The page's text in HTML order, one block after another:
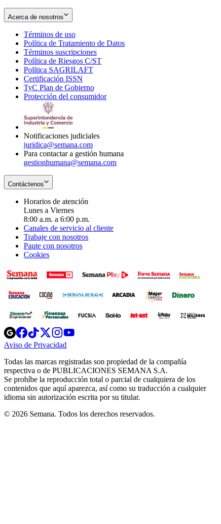
Acerca de nosotros
Términos de uso
in
new
window
Política de Tratamiento de Datos
Términos suscripciones
in
Política de Riesgos C/ST
Política SAGRILAFT
new
window
Certificación ISSN
in
new
TyC Plan de Gobierno
in
Protección del consumidorOpens
Notificaciones judiciales
juridica@semana.com
Para contactar a gestión humana
gestionhumana@semana.com
Contáctenos
Horarios de atención
Lunes a Viernes
8:00 a.m. a 6:00 p.m.
Canales de servicio al cliente
Trabaje con nosotros
Paute con nosotros
Cookies
Opens
in
new
Opens
in
new
Opens
in
new
window
Opens
new
windowwindow
Aviso de Privacidad
new
window
Todas las marcas registradas son propiedad de la compañía
respectiva o de PUBLICACIONES SEMANA S.A.
Se prohíbe la reproducción total o parcial de cualquiera de los
contenidos que aquí aparezca, así como su traducción a cualquier
idioma sin autorización escrita por su titular.
© 2026 Semana. Todos los derechos reservados.